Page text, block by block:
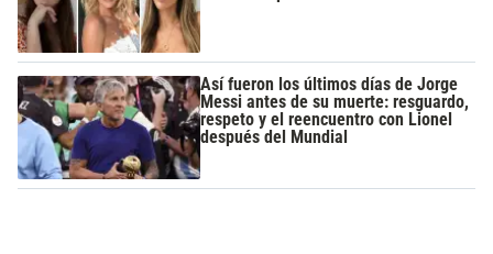
Así fueron los últimos días de Jorge
Messi antes de su muerte: resguardo,
respeto y el reencuentro con Lionel
después del Mundial